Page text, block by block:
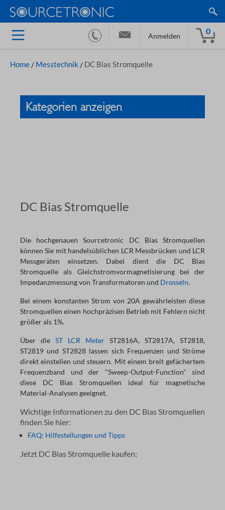
Anmelden
0
Home / Messtechnik / DC Bias Stromquelle
Kategorien anzeigen
DC Bias Stromquelle
Die hochgenauen Sourcetronic DC Bias Stromquellen
können Sie mit handelsüblichen LCR Messbrücken und LCR
Messgeräten einsetzen. Dabei dient die DC Bias
Stromquelle als Gleichstromvormagnetisierung bei der
Impedanzmessung von Transformatoren und Drosseln.
Bei einem konstanten Strom von 20A gewährleisten diese
Stromquellen einen hochpräzisen Betrieb mit Fehlern nicht
größer als 1%.
Über die ST LCR Meter ST2816A, ST2817A, ST2818,
ST2819 und ST2828 lassen sich Frequenzen und Ströme
direkt einstellen und steuern. Mit einem breit gefächertem
Frequenzband und der "Sweep-Output-Function" sind
diese DC Bias Stromquellen ideal für magnetische
Material-Analysen geeignet.
Wichtige Informationen zu den DC Bias Stromquellen
finden Sie hier:
FAQ: Hilfestellungen und Tipps
Jetzt DC Bias Stromquelle kaufen: